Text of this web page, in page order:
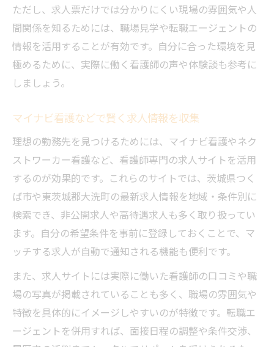
ただし、求人票だけでは分かりにくい現場の雰囲気や人
間関係を知るためには、職場見学や転職エージェントの
情報を活用することが有効です。自分に合った環境を見
極めるために、実際に働く看護師の声や体験談も参考に
しましょう。
マイナビ看護などで賢く求人情報を収集
理想の勤務先を見つけるためには、マイナビ看護やネク
ストワーカー看護など、看護師専門の求人サイトを活用
するのが効果的です。これらのサイトでは、茨城県つく
ば市や東茨城郡大洗町の最新求人情報を地域・条件別に
検索でき、非公開求人や高待遇求人も多く取り扱ってい
ます。自分の希望条件を事前に登録しておくことで、マ
ッチする求人が自動で通知される機能も便利です。
また、求人サイトには実際に働いた看護師の口コミや職
場の写真が掲載されていることも多く、職場の雰囲気や
特徴を具体的にイメージしやすいのが特徴です。転職エ
ージェントを併用すれば、面接日程の調整や条件交渉、